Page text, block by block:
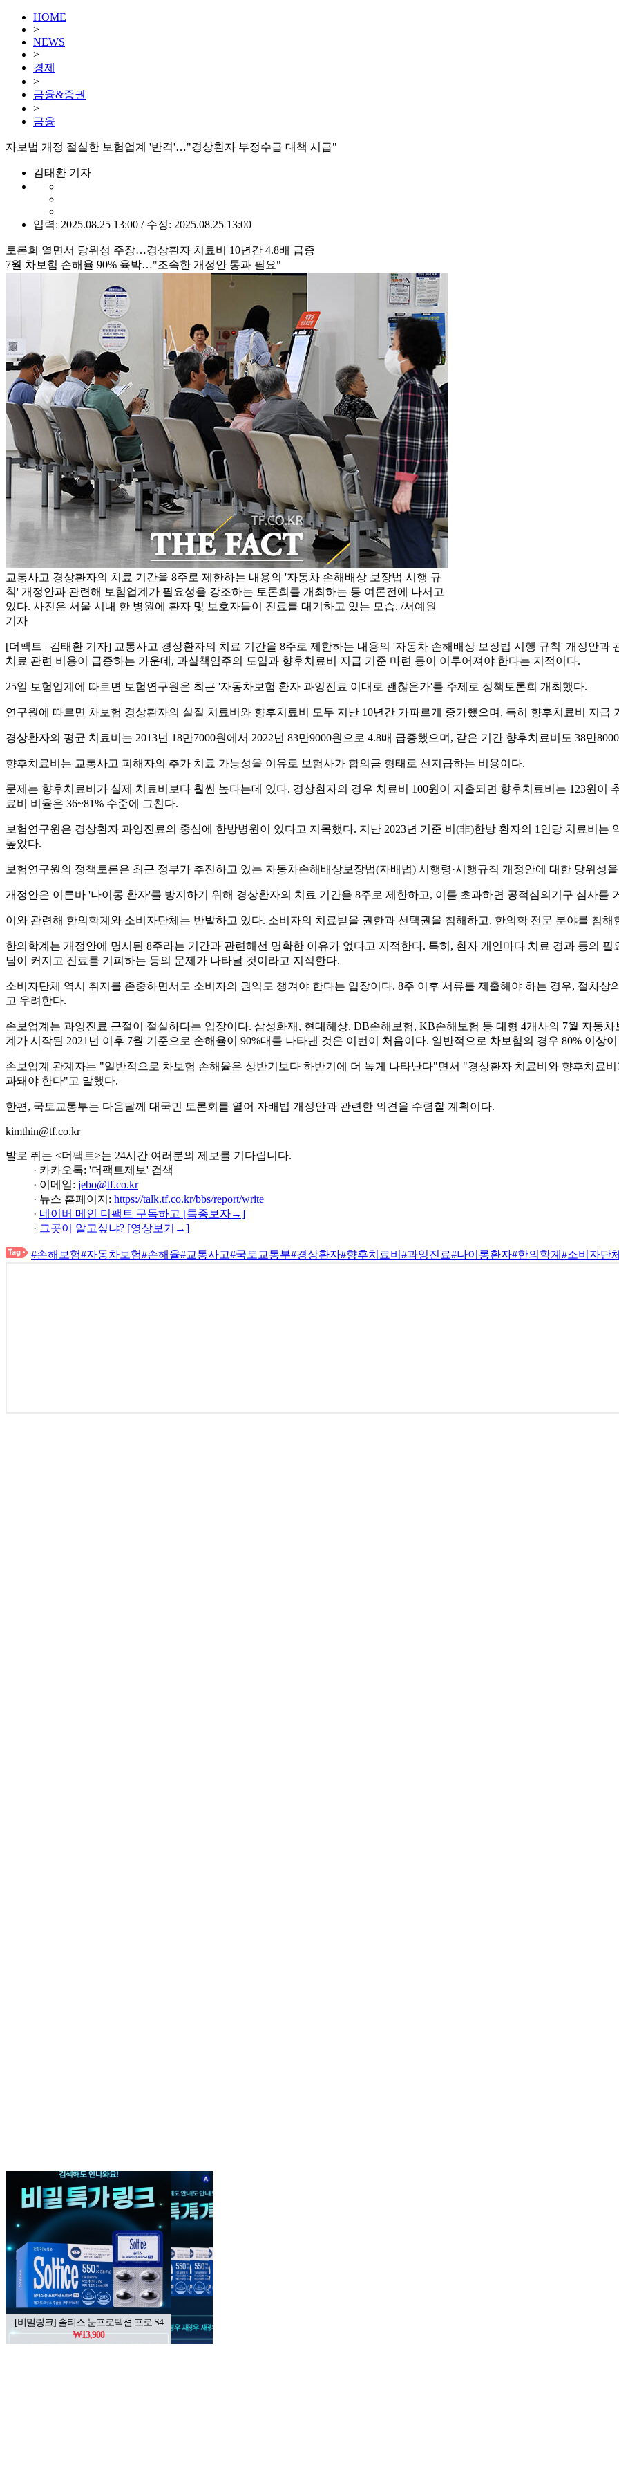
HOME
>
NEWS
>
경제
>
금융&증권
>
금융
자보법 개정 절실한 보험업계 '반격'…"경상환자 부정수급 대책 시급"
김태환 기자
입력: 2025.08.25 13:00 / 수정: 2025.08.25 13:00
토론회 열면서 당위성 주장…경상환자 치료비 10년간 4.8배 급증
7월 차보험 손해율 90% 육박…"조속한 개정안 통과 필요"
교통사고 경상환자의 치료 기간을 8주로 제한하는 내용의 '자동차 손해배상 보장법 시행 규
칙' 개정안과 관련해 보험업계가 필요성을 강조하는 토론회를 개최하는 등 여론전에 나서고
있다. 사진은 서울 시내 한 병원에 환자 및 보호자들이 진료를 대기하고 있는 모습. /서예원
기자
[더팩트 | 김태환 기자] 교통사고 경상환자의 치료 기간을 8주로 제한하는 내용의 '자동차 손해배상 보장법 시행 규칙' 개정안
치료 관련 비용이 급증하는 가운데, 과실책임주의 도입과 향후치료비 지급 기준 마련 등이 이루어져야 한다는 지적이다.
25일 보험업계에 따르면 보험연구원은 최근 '자동차보험 환자 과잉진료 이대로 괜찮은가'를 주제로 정책토론회 개최했다.
연구원에 따르면 차보험 경상환자의 실질 치료비와 향후치료비 모두 지난 10년간 가파르게 증가했으며, 특히 향후치료비 지급
경상환자의 평균 치료비는 2013년 18만7000원에서 2022년 83만9000원으로 4.8배 급증했으며, 같은 기간 향후치료비도 38만
향후치료비는 교통사고 피해자의 추가 치료 가능성을 이유로 보험사가 합의금 형태로 선지급하는 비용이다.
문제는 향후치료비가 실제 치료비보다 훨씬 높다는데 있다. 경상환자의 경우 치료비 100원이 지출되면 향후치료비는 123원이
료비 비율은 36~81% 수준에 그친다.
보험연구원은 경상환자 과잉진료의 중심에 한방병원이 있다고 지목했다. 지난 2023년 기준 비(非)한방 환자의 1인당 치료비는
높았다.
보험연구원의 정책토론은 최근 정부가 추진하고 있는 자동차손해배상보장법(자배법) 시행령·시행규칙 개정안에 대한 당위성
개정안은 이른바 '나이롱 환자'를 방지하기 위해 경상환자의 치료 기간을 8주로 제한하고, 이를 초과하면 공적심의기구 심사를
이와 관련해 한의학계와 소비자단체는 반발하고 있다. 소비자의 치료받을 권한과 선택권을 침해하고, 한의학 전문 분야를 침해
한의학계는 개정안에 명시된 8주라는 기간과 관련해선 명확한 이유가 없다고 지적한다. 특히, 환자 개인마다 치료 경과 등의
담이 커지고 진료를 기피하는 등의 문제가 나타날 것이라고 지적한다.
소비자단체 역시 취지를 존중하면서도 소비자의 권익도 챙겨야 한다는 입장이다. 8주 이후 서류를 제출해야 하는 경우, 절차
고 우려한다.
손보업계는 과잉진료 근절이 절실하다는 입장이다. 삼성화재, 현대해상, DB손해보험, KB손해보험 등 대형 4개사의 7월 자동
계가 시작된 2021년 이후 7월 기준으로 손해율이 90%대를 나타낸 것은 이번이 처음이다. 일반적으로 차보험의 경우 80% 이상
손보업계 관계자는 "일반적으로 차보험 손해율은 상반기보다 하반기에 더 높게 나타난다"면서 "경상환자 치료비와 향후치료
과돼야 한다"고 말했다.
한편, 국토교통부는 다음달께 대국민 토론회를 열어 자배법 개정안과 관련한 의견을 수렴할 계획이다.
kimthin@tf.co.kr
발로 뛰는 <더팩트>는 24시간 여러분의 제보를 기다립니다.
· 카카오톡: '더팩트제보' 검색
· 이메일: jebo@tf.co.kr
· 뉴스 홈페이지: https://talk.tf.co.kr/bbs/report/write
· 네이버 메인 더팩트 구독하고 [특종보자→]
· 그곳이 알고싶냐? [영상보기→]
#손해보험#자동차보험#손해율#교통사고#국토교통부#경상환자#향후치료비 #과잉진료#나이롱환자#한의학계 #소비자단